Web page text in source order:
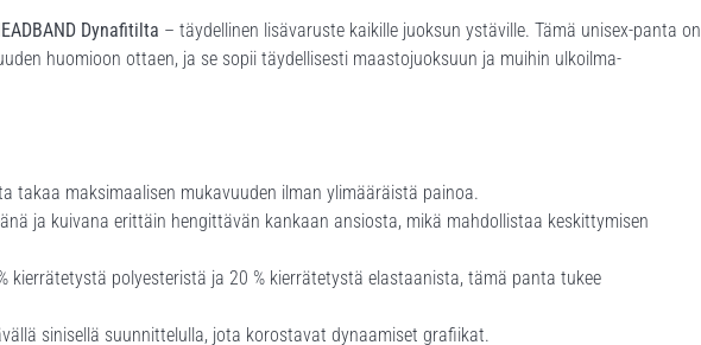
Dynafitilta – täydellinen lisävaruste kaikille juoksun ystäville. Tämä unisex-panta on
huomioon ottaen, ja se sopii täydellisesti maastojuoksuun ja muihin ulkoilma-
takaa maksimaalisen mukavuuden ilman ylimääräistä painoa.
ja kuivana erittäin hengittävän kankaan ansiosta, mikä mahdollistaa keskittymisen
kierrätetystä polyesteristä ja 20 % kierrätetystä elastaanista, tämä panta tukee
sinisellä suunnittelulla, jota korostavat dynaamiset grafiikat.